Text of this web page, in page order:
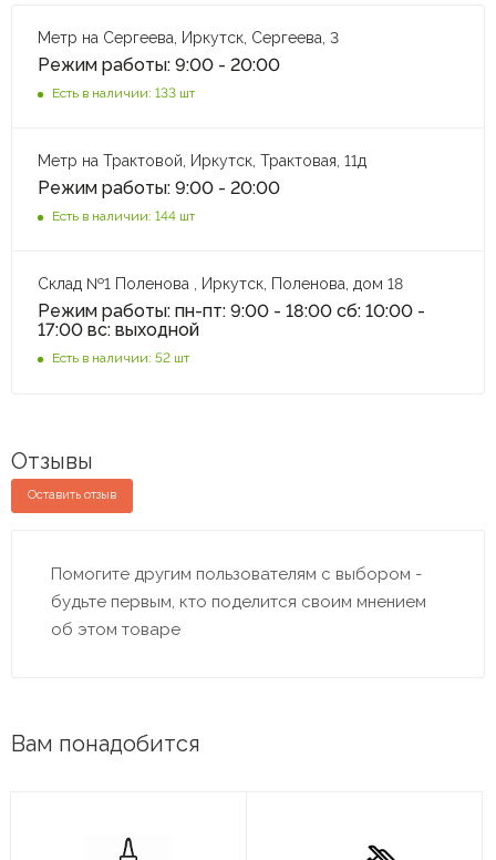
Метр на Сергеева, Иркутск, Сергеева, 3
Режим работы: 9:00 - 20:00
Есть в наличии: 133 шт
Метр на Трактовой, Иркутск, Трактовая, 11д
Режим работы: 9:00 - 20:00
Есть в наличии: 144 шт
Склад №1 Поленова , Иркутск, Поленова, дом 18
Режим работы: пн-пт: 9:00 - 18:00 сб: 10:00 -
17:00 вс: выходной
Есть в наличии: 52 шт
Отзывы
Оставить отзыв
Помогите другим пользователям с выбором -
будьте первым, кто поделится своим мнением
об этом товаре
Вам понадобится